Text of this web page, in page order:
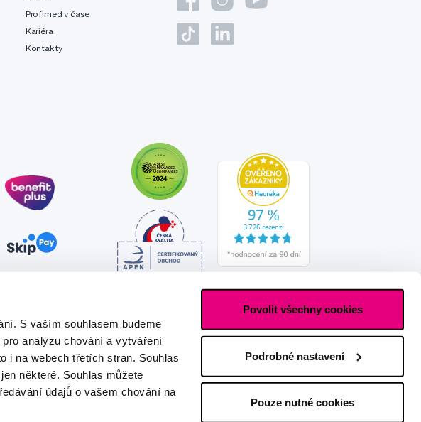
S vaším souhlasem budeme
analýzu chování a vytváření
i na webech třetích stran. Souhlas
některé. Souhlas můžete
údajů o vašem chování na
Povolit všechny cookies
Podrobné nastavení
Pouze nutné cookies
Profimed v čase
Kariéra
Kontakty